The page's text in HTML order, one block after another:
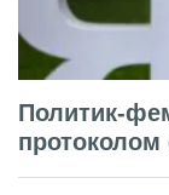
Политик-
протоколом